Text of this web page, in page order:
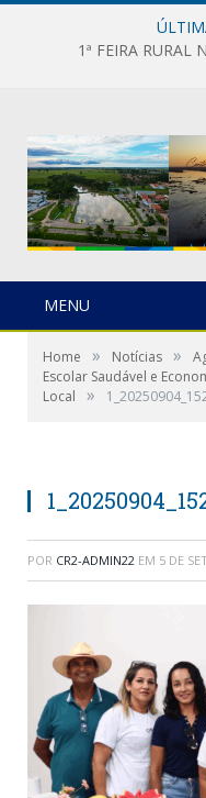
1ª FEIRA RURAL
MENU
Home » Notícias »
Escolar Saudável e
Local
»
POR CR2-ADMIN22 EM 5 DE